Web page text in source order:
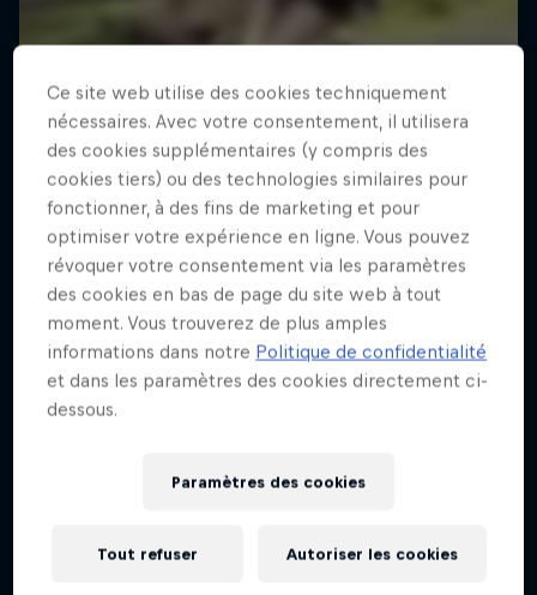
Ce site web utilise des cookies techniquement
nécessaires. Avec votre consentement, il utilisera
des cookies supplémentaires (y compris des
cookies tiers) ou des technologies similaires pour
fonctionner, à des fins de marketing et pour
optimiser votre expérience en ligne. Vous pouvez
révoquer votre consentement via les paramètres
des cookies en bas de page du site web à tout
moment. Vous trouverez de plus amples
informations dans notre Politique de confidentialité
et dans les paramètres des cookies directement ci-
dessous.
Paramètres des cookies
Tout refuser Autoriser les cookies